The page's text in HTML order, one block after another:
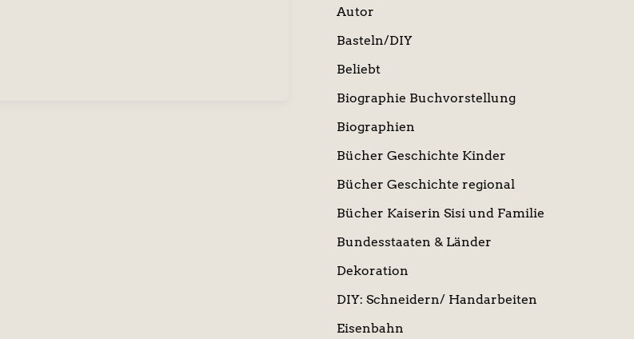
Autor
Basteln/DIY
Beliebt
Biographie Buchvorstellung
Biographien
Bücher Geschichte Kinder
Bücher Geschichte regional
Bücher Kaiserin Sisi und Familie
Bundesstaaten & Länder
Dekoration
DIY: Schneidern/ Handarbeiten
Eisenbahn